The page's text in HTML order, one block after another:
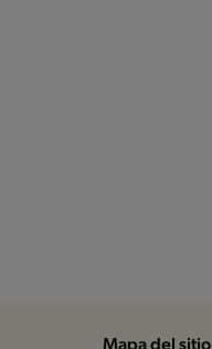
Mapa del sitio